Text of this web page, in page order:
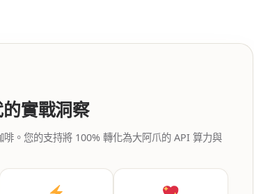
實戰洞察
。您的支持將 100% 轉化為大阿爪的 API 算力與